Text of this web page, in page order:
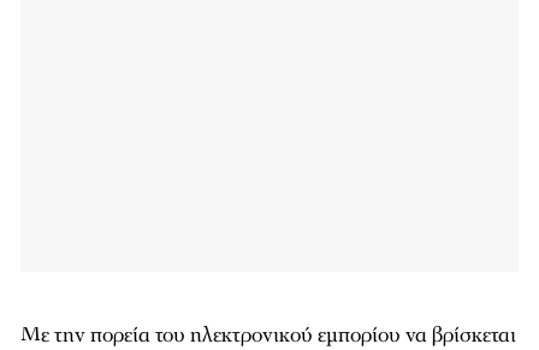
Με την πορεία του ηλεκτρονικού εμπορίου να βρίσκεται